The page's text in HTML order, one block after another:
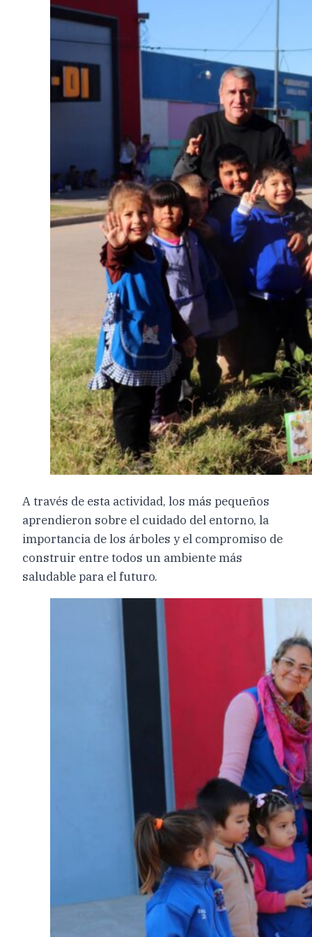
A través de esta actividad, los más pequeños
aprendieron sobre el cuidado del entorno, la
importancia de los árboles y el compromiso de
construir entre todos un ambiente más
saludable para el futuro.